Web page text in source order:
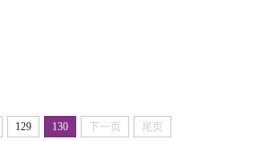
129 130 下一页 尾页